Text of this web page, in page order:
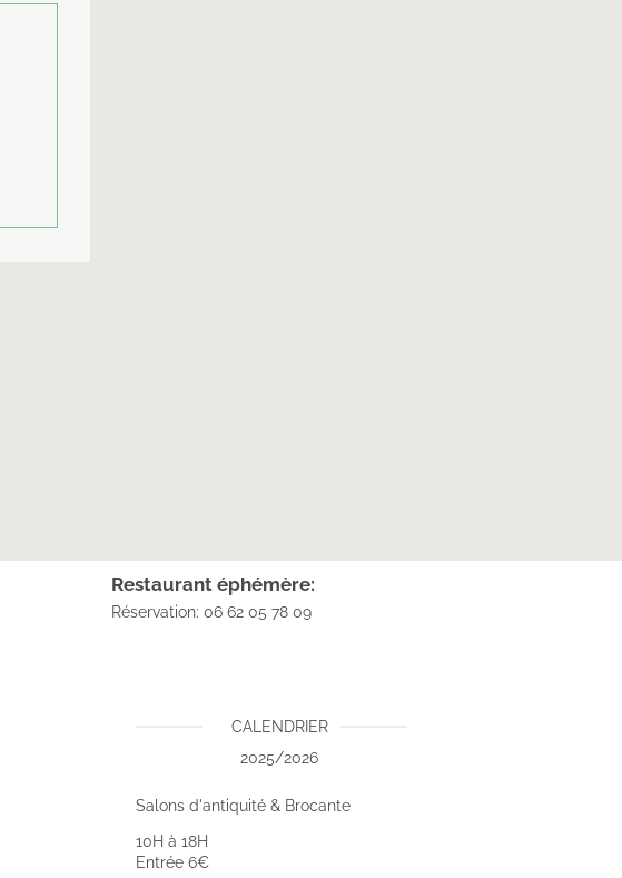
CALENDRIER
2025/2026
Salons d'antiquité & Brocante
10H à 18H
Entrée 6€
Restaurant éphémère:
Réservation: 06 62 05 78 09